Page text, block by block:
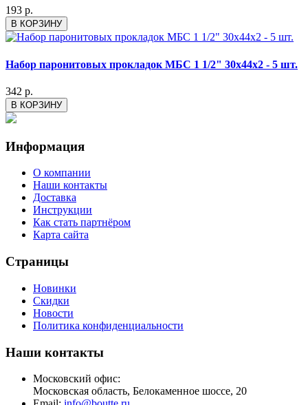
193 р.
В КОРЗИНУ
Набор паронитовых прокладок МБС 1 1/2" 30x44x2 - 5 шт.
342 р.
В КОРЗИНУ
Информация
О компании
Наши контакты
Доставка
Инструкции
Как стать партнёром
Карта сайта
Страницы
Новинки
Скидки
Новости
Политика конфиденциальности
Наши контакты
Московский офис:
Московская область, Белокаменное шоссе, 20